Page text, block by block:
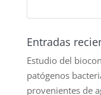
Entradas
Estudio del
patógenos
provenientes de